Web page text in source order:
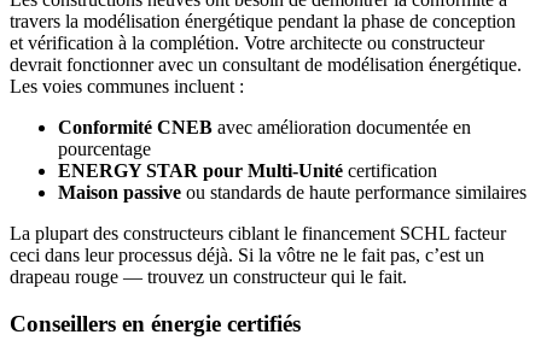
travers la modélisation énergétique pendant la phase de conception
et vérification à la complétion. Votre architecte ou constructeur
devrait fonctionner avec un consultant de modélisation énergétique.
Les voies communes incluent :
Conformité CNEB avec amélioration documentée en
pourcentage
ENERGY STAR pour Multi-Unité certification
Maison passive ou standards de haute performance similaires
La plupart des constructeurs ciblant le financement SCHL facteur
ceci dans leur processus déjà. Si la vôtre ne le fait pas, c’est un
drapeau rouge — trouvez un constructeur qui le fait.
Conseillers en énergie certifiés